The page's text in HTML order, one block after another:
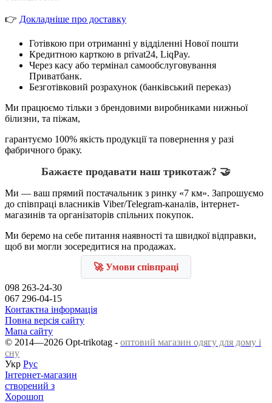
👉 Докладніше про доставку
Готівкою при отриманні у відділенні Нової пошти
Кредитною карткою в privat24, LiqPay.
Через касу або термінал самообслуговування
Приватбанк.
Безготівковий розрахунок (банківський переказ)
Ми працюємо тільки з брендовими виробниками нижньої
білизни, та піжам,
гарантуємо 100% якість продукції та повернення у разі
фабричного браку.
Бажаєте продавати наш трикотаж? 🤝
Ми — ваш прямий постачальник з ринку «7 км». Запрошуємо
до співпраці власників Viber/Telegram-каналів, інтернет-
магазинів та організаторів спільних покупок.
Ми беремо на себе питання наявності та швидкої відправки,
щоб ви могли зосередитися на продажах.
🚀 Умови співпраці
098 263-24-30
067 296-04-15
Контактна інформація
Повна версія сайту
Мапа сайту
© 2014—2026 Opt-trikotag - оптовий магазин одягу для дому і
сну
Укр Рус
Інтернет-магазин
створений з
Хорошоп